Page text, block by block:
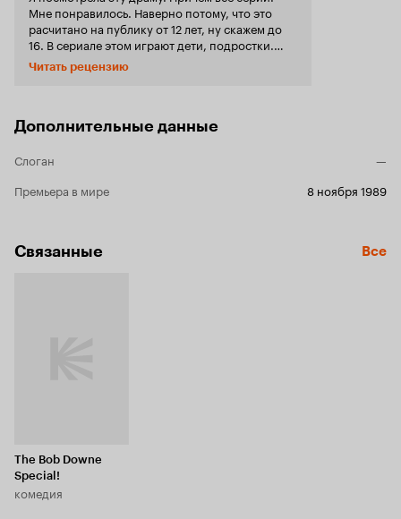
Мне понравилось. Наверно потому, что это
расчитано на публику от 12 лет, ну скажем до
16. В сериале этом играют дети, подростки.
Лучше всех - это Declan Donnelly и Anthony
McPartlin. За сюжет сериалов брали простую
интересный и веселый. Советую посмотреть!
Читать рецензию
Дополнительные данные
Слоган
—
Премьера в мире
8 ноября 1989
Связанные Все
The Bob Downe
Special!
комедия